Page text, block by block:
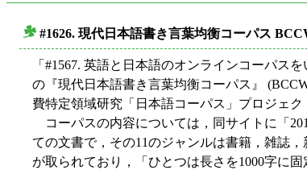
#1626. 現代日本語書き言葉均衡コーパス
「#1567. 英語と日本語のオンラインコーパス
の『現代日本語書き言葉均衡コーパス』
費特定領域研究「日本語コーパス」プロジェ
コーパスの内容については，同サイトに「
ての文書で，その11のジャンルは書籍，雑誌
が取られており，「ひとつは長さを1000字に